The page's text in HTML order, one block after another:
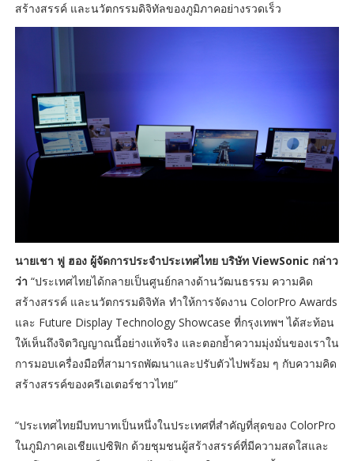
สร้างสรรค์ และนวัตกรรมดิจิทัลของภูมิภาคอย่างรวดเร็ว
นายเชา ฟู ฮอง ผู้จัดการประจำประเทศไทย บริษัท ViewSonic กล่าว
ว่า “ประเทศไทยได้กลายเป็นศูนย์กลางด้านวัฒนธรรม ความคิด
สร้างสรรค์ และนวัตกรรมดิจิทัล ทำให้การจัดงาน ColorPro Awards
และ Future Display Technology Showcase ที่กรุงเทพฯ ได้สะท้อน
ให้เห็นถึงจิตวิญญาณนี้อย่างแท้จริง และตอกย้ำความมุ่งมั่นของเราใน
การมอบเครื่องมือที่สามารถพัฒนาและปรับตัวไปพร้อม ๆ กับความคิด
สร้างสรรค์ของครีเอเตอร์ชาวไทย”
“ประเทศไทยมีบทบาทเป็นหนึ่งในประเทศที่สำคัญที่สุดของ ColorPro
ในภูมิภาคเอเชียแปซิฟิก ด้วยชุมชนผู้สร้างสรรค์ที่มีความสดใสและ